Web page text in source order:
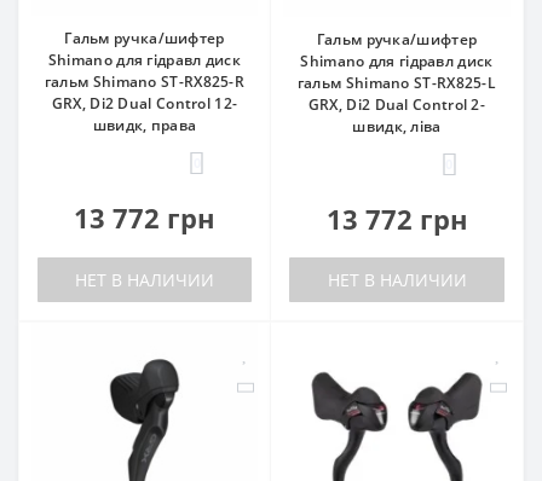
Гальм ручка/шифтер
Shimano для гідравл диск
гальм Shimano ST-RX825-R
GRX, Di2 Dual Control 12-
швидк, права
13 772 грн
НЕТ В НАЛИЧИИ
Гальм ручка/шифтер
Shimano для гідравл диск
гальм Shimano ST-RX825-L
GRX, Di2 Dual Control 2-
швидк, ліва
13 772 грн
НЕТ В НАЛИЧИИ